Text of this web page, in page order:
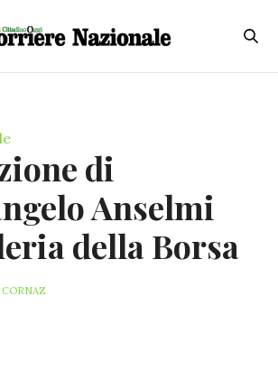
di
Anselmi
della Borsa
CORNAZ